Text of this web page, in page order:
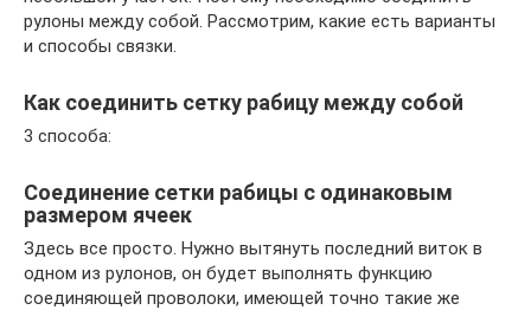
рулоны между собой. Рассмотрим, какие есть варианты
и способы связки.
Как соединить сетку рабицу между собой
3 способа:
Соединение сетки рабицы с одинаковым
размером ячеек
Здесь все просто. Нужно вытянуть последний виток в
одном из рулонов, он будет выполнять функцию
соединяющей проволоки, имеющей точно такие же